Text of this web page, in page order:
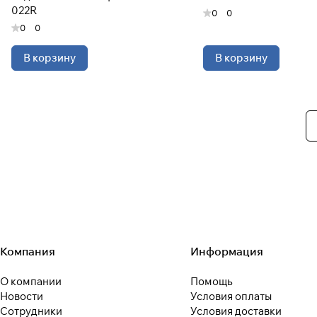
022R
0 0
В корзину
0 0
В корзину
Компания
О компании
Новости
Сотрудники
Информация
Помощь
Условия оплаты
Условия доставки